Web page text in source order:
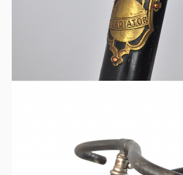
„J. Dejosy“ auf dem Rahmen eingraviert
Schwarzer Rahmen
Festes Getriebe